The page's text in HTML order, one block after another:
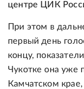
центре ЦИК
При этом в
первый день
концу,
Чукотке она уже
Камчатском